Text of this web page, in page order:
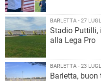
BARLETTA - 27
Stadio Puttilli,
alla Lega Pro
BARLETTA - 23
Barletta, buon